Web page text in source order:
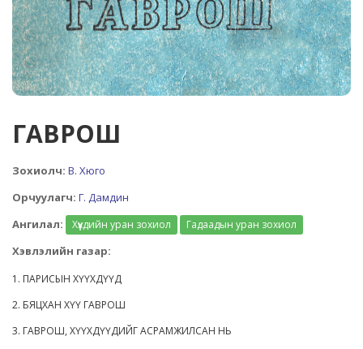
ГАВРОШ
Зохиолч: В. Хюго
Орчуулагч: Г. Дамдин
Ангилал:
Хүүхдийн уран зохиол Гадаадын уран зохиол
Хэвлэлийн газар:
1. ПАРИСЫН ХҮҮХДҮҮД
2. БЯЦХАН ХҮҮ ГАВРОШ
3. ГАВРОШ, ХҮҮХДҮҮДИЙГ АСРАМЖИЛСАН НЬ